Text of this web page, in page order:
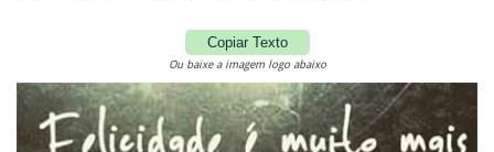
Copiar Texto
Ou baixe a imagem logo abaixo